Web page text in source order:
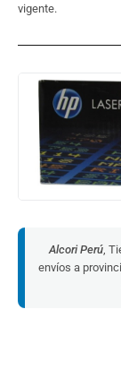
vigente.
Alcori Perú ,
envíos a